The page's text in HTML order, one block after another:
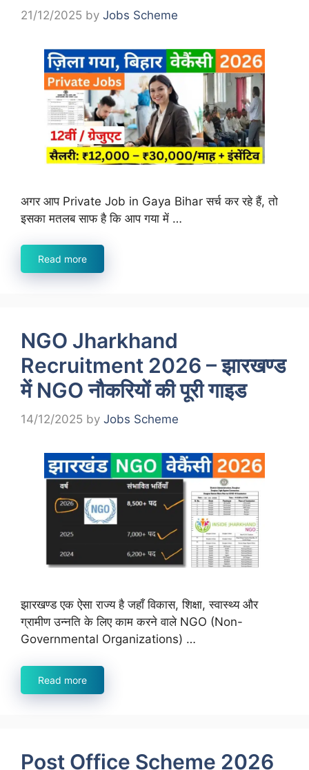
21/12/2025 by Jobs Scheme
अगर आप Private Job in Gaya Bihar सर्च कर रहे हैं, तो
इसका मतलब साफ है कि आप गया में …
Read more
NGO Jharkhand
Recruitment 2026 – झारखण्ड
में NGO नौकरियों की पूरी गाइड
14/12/2025 by Jobs Scheme
झारखण्ड एक ऐसा राज्य है जहाँ विकास, शिक्षा, स्वास्थ्य और
ग्रामीण उन्नति के लिए काम करने वाले NGO (Non-
Governmental Organizations) …
Read more
Post Office Scheme 2026